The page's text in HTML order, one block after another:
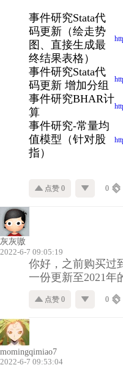
事件研究Stata代
码更新（绘走势
图、直接生成最
终结果表格）
事件研究Stata代
码更新 增加分组
事件研究BHAR计
算
事件研究-常量均
值模型（针对股
指）
点赞 0 0
灰灰嗷
2022-6-7 09:05:19
你好，之前购买过
一份更新至2021年
点赞 0 0
momingqimiao7
2022-6-7 09:53:04